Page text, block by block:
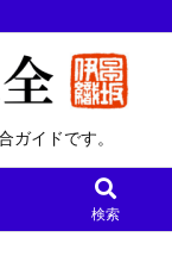
ガイドです。
検索